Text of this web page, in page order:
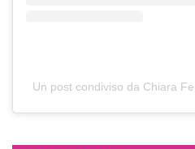
Un post condiviso da Chiara